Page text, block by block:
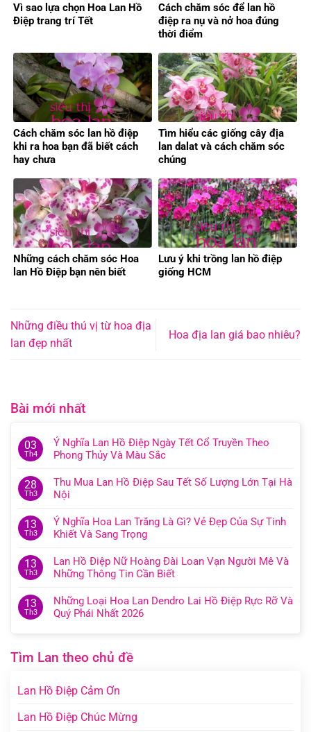
Vì sao lựa chọn Hoa Lan Hồ
Điệp trang trí Tết
Cách chăm sóc để lan hồ
điệp ra nụ và nở hoa đúng
thời điểm
Cách chăm sóc lan hồ điệp
khi ra hoa bạn đã biết cách
hay chưa
Tìm hiểu các giống cây địa
lan dalat và cách chăm sóc
chúng
Những cách chăm sóc Hoa
lan Hồ Điệp bạn nên biết
Lưu ý khi trồng lan hồ điệp
giống HCM
Những điều thú vị từ hoa địa
lan đẹp nhất
Hoa địa lan giá bao nhiêu?
Bài mới nhất
03
Th4
Ý Nghĩa Lan Hồ Điệp Ngày Tết Cổ Truyền Theo
Phong Thủy Và Màu Sắc
28
Th3
Thu Mua Lan Hồ Điệp Sau Tết Số Lượng Lớn Tại Hà
Nội
13
Th3
Ý Nghĩa Hoa Lan Trắng Là Gì? Vẻ Đẹp Của Sự Tinh
Khiết Và Sang Trọng
13
Th3
Lan Hồ Điệp Nữ Hoàng Đài Loan Vạn Người Mê Và
Những Thông Tin Cần Biết
13
Th3
Những Loại Hoa Lan Dendro Lai Hồ Điệp Rực Rỡ Và
Quý Phái Nhất 2026
Tìm Lan theo chủ đề
Lan Hồ Điệp Cảm Ơn
Lan Hồ Điệp Chúc Mừng